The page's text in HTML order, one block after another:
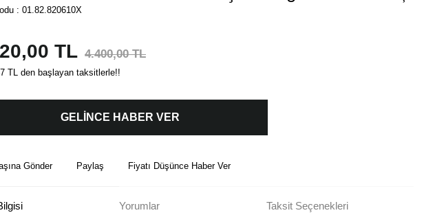
: 01.82.820610X
TL 4.400,00 TL
TL den başlayan taksitlerle!!
GELİNCE HABER VER
Gönder Paylaş Fiyatı Düşünce Haber Ver
Yorumlar Taksit Seçenekleri